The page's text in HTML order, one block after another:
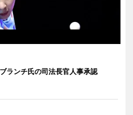
ランチ氏の司法長官人事承認